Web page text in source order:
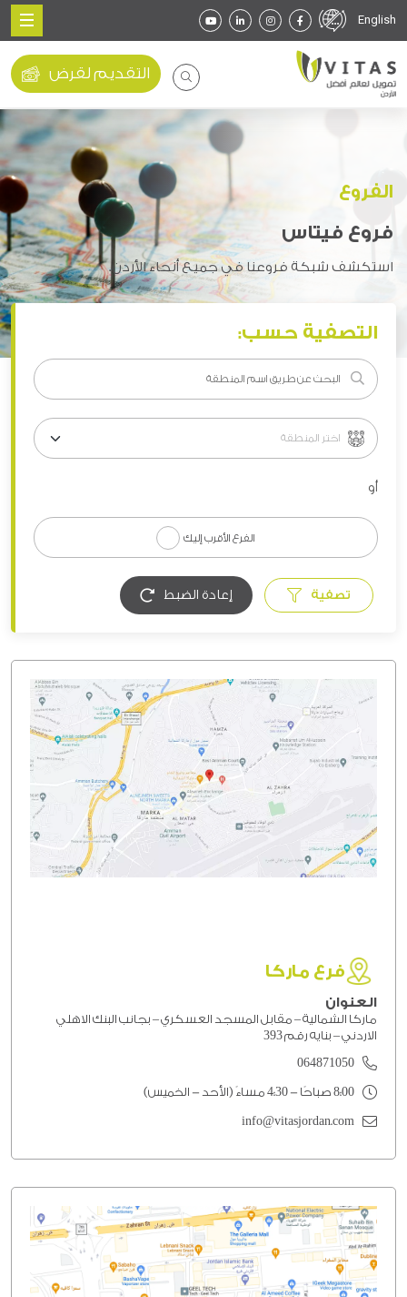
English
التقديم لقرض
الفروع
فروع فيتاس
استكشف شبكة فروعنا في جميع أنحاء الأردن.
التصفية حسب:
أو
الفرع الأقرب إليك
تصفية إعادة الضبط
فرع ماركا
العنوان
ماركا الشمالية – مقابل المسجد العسكري – بجانب البنك الاهلي
الاردني – بنايه رقم 393
064871050
8:00 صباحًا - 4:30 مساءً (الأحد - الخميس)
info@vitasjordan.com